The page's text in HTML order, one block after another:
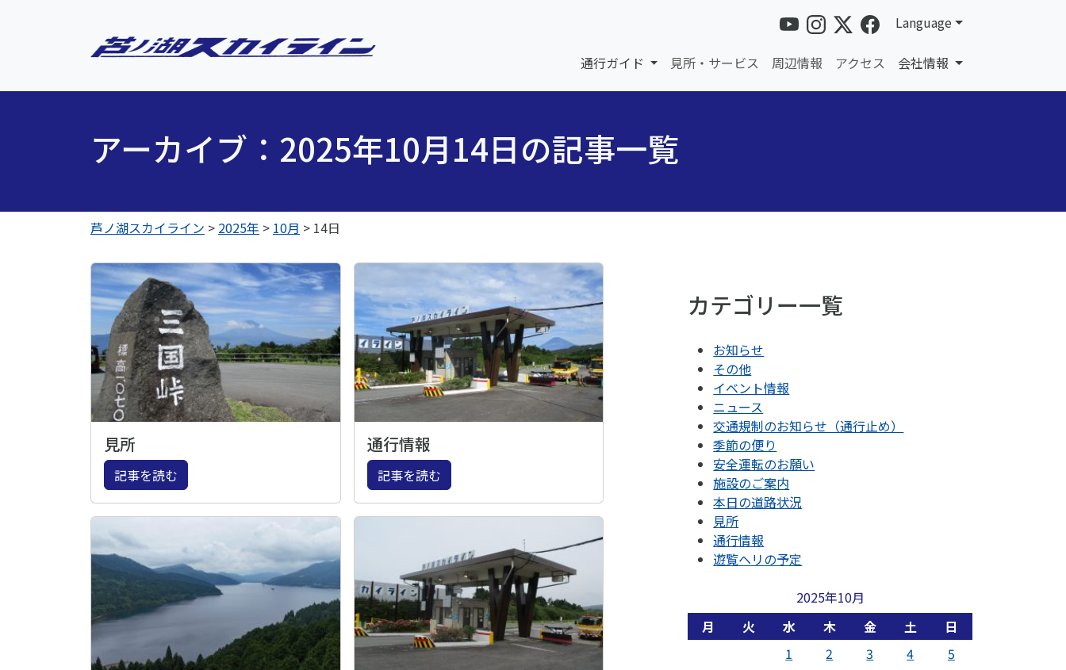
Language
通行ガイド 見所・サービス 周辺情報 アクセス 会社情報
アーカイブ：2025年10月14日の記事一覧
芦ノ湖スカイライン > 2025年 > 10月 > 14日
見所
記事を読む
通行情報
記事を読む
カテゴリー一覧
お知らせ
その他
イベント情報
ニュース
交通規制のお知らせ（通行止め）
季節の便り
安全運転のお願い
施設のご案内
本日の道路状況
見所
通行情報
遊覧ヘリの予定
2025年10月
月
火 水 木 金 土
日
1
2 3 4
5